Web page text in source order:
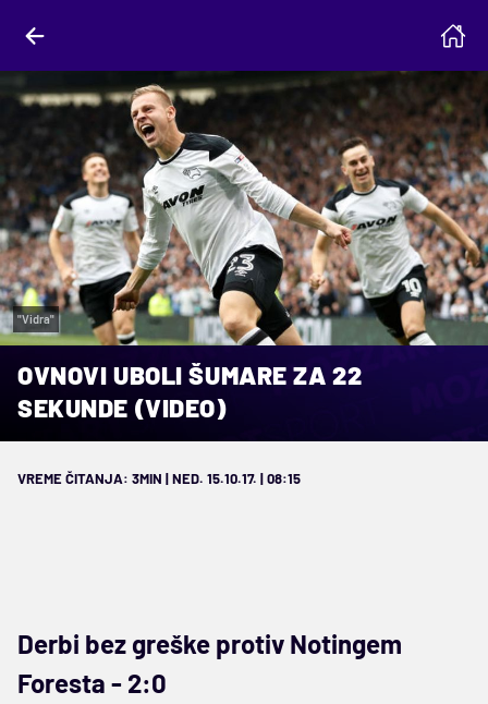
"Vidra"
OVNOVI UBOLI ŠUMARE ZA 22
SEKUNDE (VIDEO)
VREME ČITANJA: 3MIN | NED. 15.10.17. | 08:15
Derbi bez greške protiv Notingem
Foresta - 2:0